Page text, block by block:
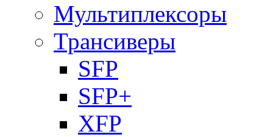
Мультиплексоры
Трансиверы
SFP
SFP+
XFP